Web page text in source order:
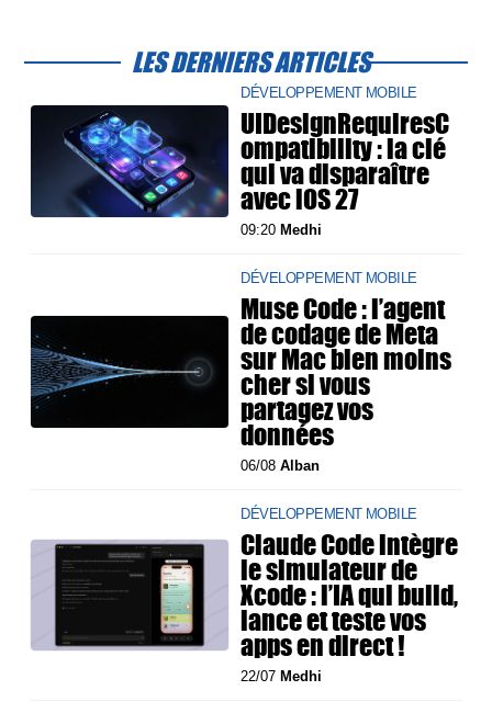
LES DERNIERS ARTICLES
DÉVELOPPEMENT MOBILE
UIDesignRequiresC
ompatibility : la clé
qui va disparaître
avec iOS 27
09:20 Medhi
DÉVELOPPEMENT MOBILE
Muse Code : l’agent
de codage de Meta
sur Mac bien moins
cher si vous
partagez vos
données
06/08Alban
DÉVELOPPEMENT MOBILE
Claude Code intègre
le simulateur de
Xcode : l’IA qui build,
lance et teste vos
apps en direct !
22/07 Medhi